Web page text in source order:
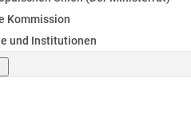
Kommission
und Institutionen